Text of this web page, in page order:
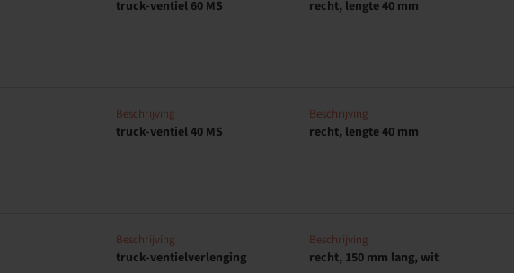
truck-ventiel 60 MS recht, lengte 40 mm
Beschrijving
truck-ventiel 40 MS
Beschrijving
recht, lengte 40 mm
Beschrijving
truck-ventielverlenging
Beschrijving
recht, 150 mm lang, wit